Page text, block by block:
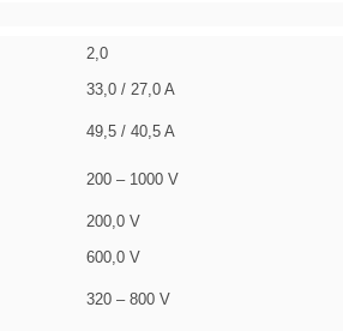
2,0
33,0 / 27,0 A
49,5 / 40,5 A
200 – 1000 V
200,0 V
600,0 V
320 – 800 V